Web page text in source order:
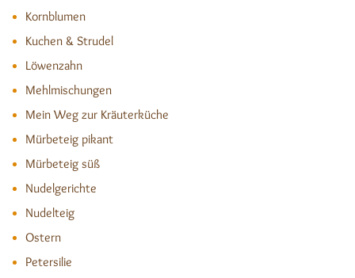
Kornblumen
Kuchen & Strudel
Löwenzahn
Mehlmischungen
Mein Weg zur Kräuterküche
Mürbeteig pikant
Mürbeteig süß
Nudelgerichte
Nudelteig
Ostern
Petersilie